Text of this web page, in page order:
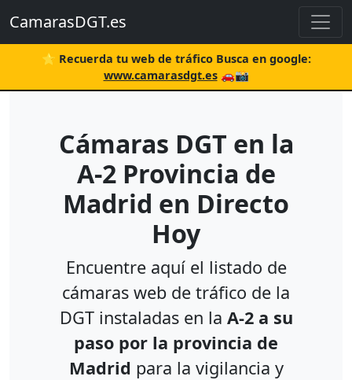
CamarasDGT.es
⭐ Recuerda tu web de tráfico Busca en google:
www.camarasdgt.es🚗📸
Cámaras DGT en la
A-2 Provincia de
Madrid en Directo
Hoy
Encuentre aquí el listado de
cámaras web de tráfico de la
DGT instaladas en la A-2 a su
paso por la provincia de
Madrid para la vigilancia y